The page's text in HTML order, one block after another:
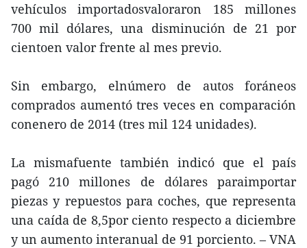
vehículos importadosvaloraron 185 millones
700 mil dólares, una disminución de 21 por
cientoen valor frente al mes previo.
Sin embargo, elnúmero de autos foráneos
comprados aumentó tres veces en comparación
conenero de 2014 (tres mil 124 unidades).
La mismafuente también indicó que el país
pagó 210 millones de dólares paraimportar
piezas y repuestos para coches, que representa
una caída de 8,5por ciento respecto a diciembre
y un aumento interanual de 91 porciento. – VNA